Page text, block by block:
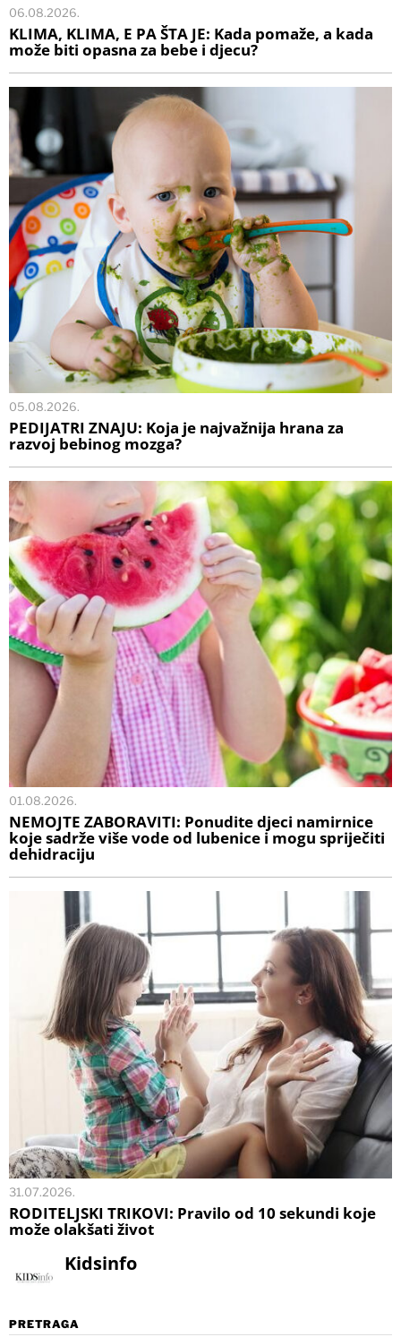
06.08.2026.
KLIMA, KLIMA, E PA ŠTA JE: Kada pomaže, a kada
može biti opasna za bebe i djecu?
05.08.2026.
PEDIJATRI ZNAJU: Koja je najvažnija hrana za
razvoj bebinog mozga?
01.08.2026.
NEMOJTE ZABORAVITI: Ponudite djeci namirnice
koje sadrže više vode od lubenice i mogu spriječiti
dehidraciju
31.07.2026.
RODITELJSKI TRIKOVI: Pravilo od 10 sekundi koje
može olakšati život
Kidsinfo
PRETRAGA